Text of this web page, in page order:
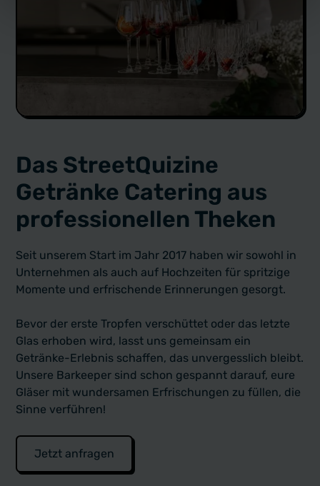
Das StreetQuizine
Getränke Catering aus
professionellen Theken
Seit unserem Start im Jahr 2017 haben wir sowohl in
Unternehmen als auch auf Hochzeiten für spritzige
Momente und erfrischende Erinnerungen gesorgt.
Bevor der erste Tropfen verschüttet oder das letzte
Glas erhoben wird, lasst uns gemeinsam ein
Getränke-Erlebnis schaffen, das unvergesslich bleibt.
Unsere Barkeeper sind schon gespannt darauf, eure
Gläser mit wundersamen Erfrischungen zu füllen, die
Sinne verführen!
Jetzt anfragen